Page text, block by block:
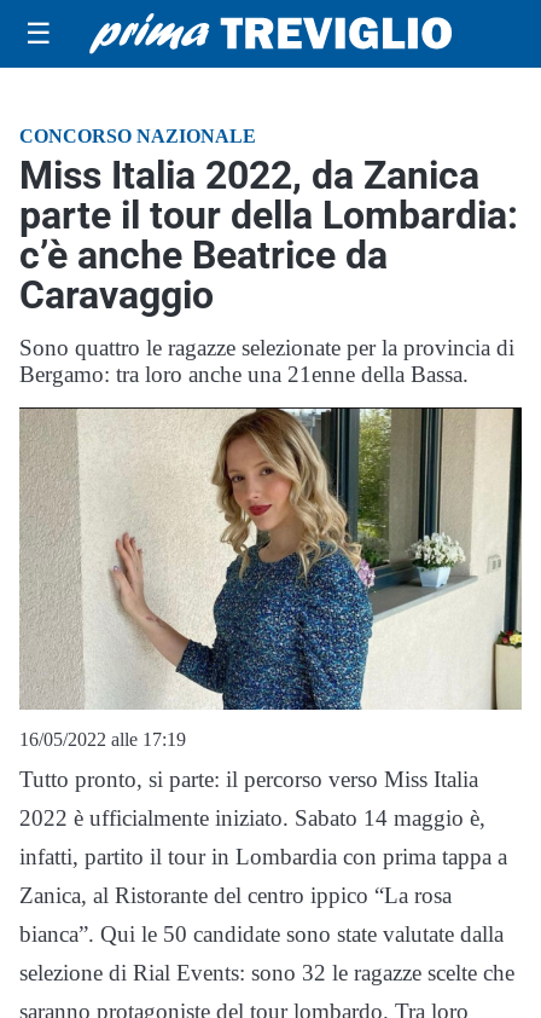
☰
CONCORSO NAZIONALE
Miss Italia 2022, da Zanica
parte il tour della Lombardia:
c’è anche Beatrice da
Caravaggio
Sono quattro le ragazze selezionate per la provincia di
Bergamo: tra loro anche una 21enne della Bassa.
16/05/2022 alle 17:19
Tutto pronto, si parte: il percorso verso Miss Italia
2022 è ufficialmente iniziato. Sabato 14 maggio è,
infatti, partito il tour in Lombardia con prima tappa a
Zanica, al Ristorante del centro ippico “La rosa
bianca”. Qui le 50 candidate sono state valutate dalla
selezione di Rial Events: sono 32 le ragazze scelte che
saranno protagoniste del tour lombardo. Tra loro